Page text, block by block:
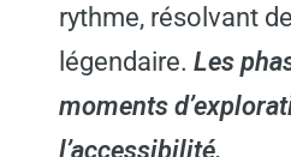
rythme, résolvant
légendaire. Les
moments
l’accessibilité.